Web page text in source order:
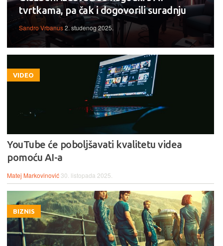
tvrtkama, pa čak i dogovorili suradnju
Sandro Vrbanus2. studenog 2025.
VIDEO
YouTube će poboljšavati kvalitetu videa
pomoću AI-a
Matej Markovinović 30. listopada 2025.
BIZNIS